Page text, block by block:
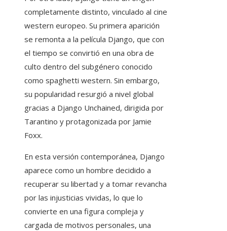
completamente distinto, vinculado al cine
western europeo. Su primera aparición
se remonta a la película Django, que con
el tiempo se convirtió en una obra de
culto dentro del subgénero conocido
como spaghetti western. Sin embargo,
su popularidad resurgió a nivel global
gracias a Django Unchained, dirigida por
Tarantino y protagonizada por Jamie
Foxx.
En esta versión contemporánea, Django
aparece como un hombre decidido a
recuperar su libertad y a tomar revancha
por las injusticias vividas, lo que lo
convierte en una figura compleja y
cargada de motivos personales, una